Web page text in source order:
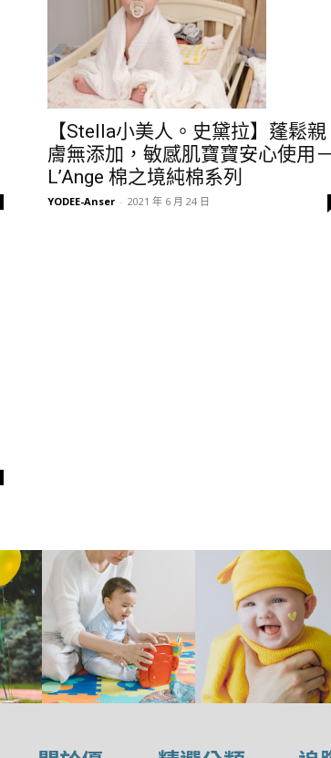
【Stella小美人。史黛拉】蓬鬆親
膚無添加，敏感肌寶寶安心使用
L’Ange 棉之境純棉系列
YODEE-Anser - 2021 年 6 月 24 日